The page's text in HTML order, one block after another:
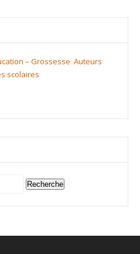
– Grossesse Auteurs
scolaires
Recherche